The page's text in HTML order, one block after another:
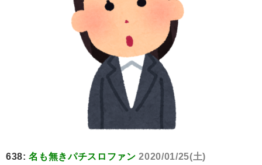
638:名も無きパチスロファン 2020/01/25(土)